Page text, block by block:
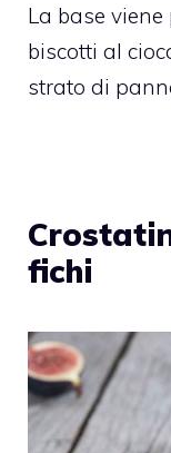
La base
biscotti al
strato di
fichi